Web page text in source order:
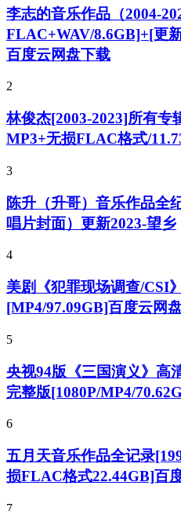
李志的音乐作品（2004-
FLAC+WAV/8.6GB]+[更
百度云网盘下载
2
林俊杰[2003-2023]所有专
MP3+无损FLAC格式/
3
陈升（升哥）音乐作品全
唱片封面）更新2023-望乡
4
美剧《犯罪现场调查/CSI
[MP4/97.09GB]百度云网
5
央视94版《三国演义》高
完整版[1080P/MP4/
6
五月天音乐作品全记录
损FLAC格式22.44GB]百
7